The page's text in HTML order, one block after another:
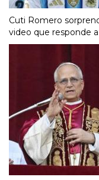
Cuti Romero
video que responde